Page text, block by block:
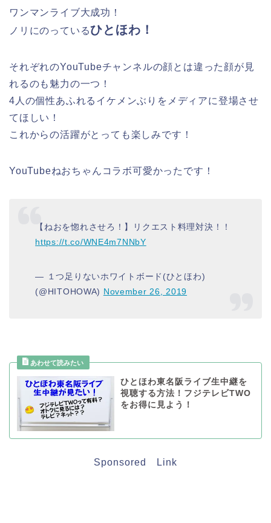
ワンマンライブ大成功！
ノリにのっているひとほわ！
それぞれのYouTubeチャンネルの顔とは違った顔が見
れるのも魅力の一つ！
4人の個性あふれるイケメンぶりをメディアに登場させ
てほしい！
これからの活躍がとっても楽しみです！
YouTubeねおちゃんコラボ可愛かったです！
【ねおを惚れさせろ！】リクエスト料理対決！！
https://t.co/WNE4m7NNbY
— １つ足りないホワイトボード(ひとほわ)
(@HITOHOWA) November 26, 2019
ひとほわ東名阪ライブ生中継を
視聴する方法！フジテレビTWO
をお得に見よう！
Sponsored Link